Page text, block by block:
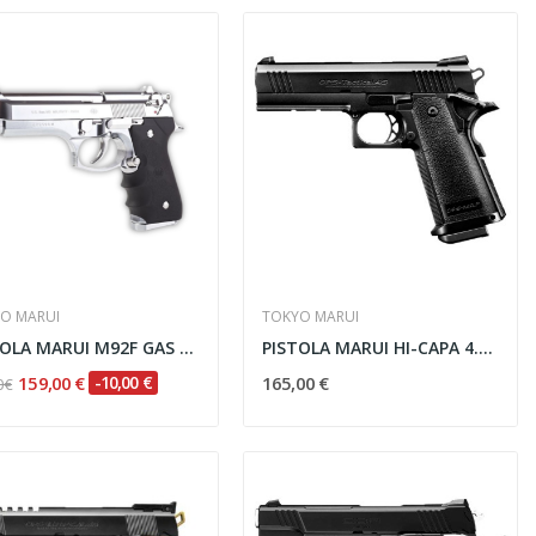
Vista rápida
FUSIL SPECNA ARMS PRIME...
-10%
MARUI
PISTOLA MARUI M92F GAS NEGRA-PLATA
€ 159,00 € -10,00 €
TOKYO MARUI
PISTOLA MARUI HI-CAPA 4.3 GAS NEGRA
165,00 €